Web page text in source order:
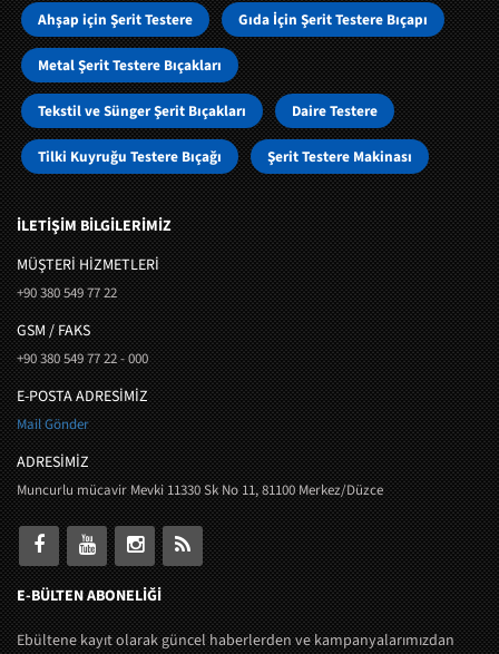
Ahşap için Şerit Testere Gıda İçin Şerit Testere Bıçapı
Metal Şerit Testere Bıçakları
Tekstil ve Sünger Şerit Bıçakları Daire Testere
Tilki Kuyruğu Testere Bıçağı Şerit Testere Makinası
İLETİŞİM BİLGİLERİMİZ
MÜŞTERI HIZMETLERI
+90 380 549 77 22
GSM / FAKS
+90 380 549 77 22 - 000
E-POSTA ADRESİMİZ
Mail Gönder
ADRESİMİZ
Muncurlu mücavir Mevki 11330 Sk No 11, 81100 Merkez/Düzce
E-BÜLTEN ABONELİĞİ
Ebültene kayıt olarak güncel haberlerden ve kampanyalarımızdan